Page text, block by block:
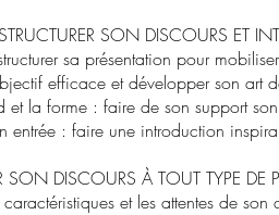
SON DISCOURS ET
sa présentation pour
efficace et développer son art
et la forme : faire de son support
entrée : faire une introduction
SON DISCOURS À TOUT TYPE DE
caractéristiques et les attentes de